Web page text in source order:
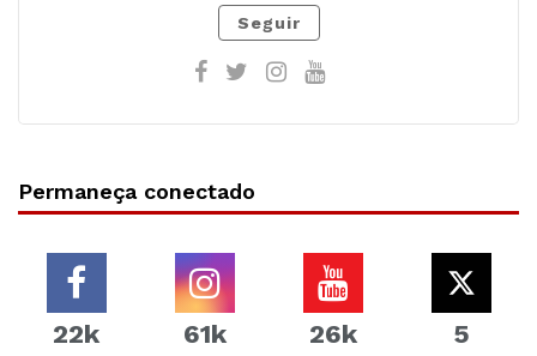
Seguir
Permaneça conectado
22k 61k 26k 5